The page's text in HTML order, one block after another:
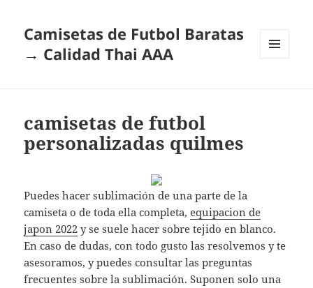
Camisetas de Futbol Baratas
→ Calidad Thai AAA
camisetas de futbol
personalizadas quilmes
Puedes hacer sublimación de una parte de la
camiseta o de toda ella completa,equipacion de
japon 2022 y se suele hacer sobre tejido en blanco.
En caso de dudas, con todo gusto las resolvemos y te
asesoramos, y puedes consultar las preguntas
frecuentes sobre la sublimación. Suponen solo una